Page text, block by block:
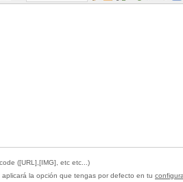
([URL],[IMG], etc etc...)
aplicará la opción que tengas por defecto en tu